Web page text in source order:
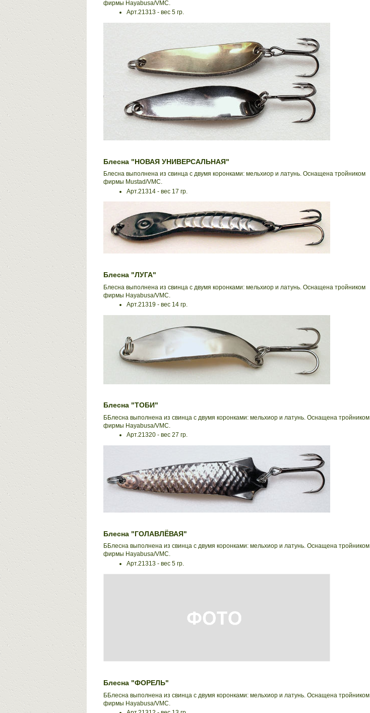
фирмы Hayabusa/VMC.
Арт.21313 - вес 5 гр.
Блесна "НОВАЯ УНИВЕРСАЛЬНАЯ"
Блесна выполнена из свинца с двумя коронками: мельхиор и латунь. Оснащена тройником
фирмы Mustad/VMC.
Арт.21314 - вес 17 гр.
Блесна "ЛУГА"
Блесна выполнена из свинца с двумя коронками: мельхиор и латунь. Оснащена тройником
фирмы Hayabusa/VMC.
Арт.21319 - вес 14 гр.
Блесна "ТОБИ"
ББлесна выполнена из свинца с двумя коронками: мельхиор и латунь. Оснащена тройником
фирмы Hayabusa/VMC.
Арт.21320 - вес 27 гр.
Блесна "ГОЛАВЛЁВАЯ"
ББлесна выполнена из свинца с двумя коронками: мельхиор и латунь. Оснащена тройником
фирмы Hayabusa/VMC.
Арт.21313 - вес 5 гр.
Блесна "ФОРЕЛЬ"
ББлесна выполнена из свинца с двумя коронками: мельхиор и латунь. Оснащена тройником
фирмы Hayabusa/VMC.